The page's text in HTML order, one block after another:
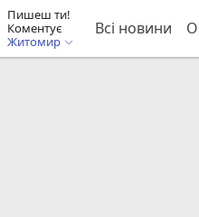
Пишеш ти!
Коментує
Житомир
Всі новини